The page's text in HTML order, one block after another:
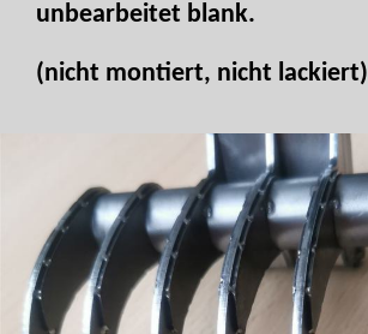
unbearbeitet blank.
(nicht montiert, nicht lackiert)